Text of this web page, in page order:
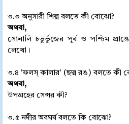
৩.৩ অনুসারী শিল্প বলতে কী বোঝো?
অথবা,
সোনালি চতুর্ভুজের পূর্ব ও পশ্চিম
লেখো।
৩.৪ 'ফলস্ কালার' (ছদ্ম রঙ) বলতে কী
অথবা,
উপগ্রহের সেন্সর কী?
৩.৫ নদীর অবঘর্ষ বলতে কি বোঝো?